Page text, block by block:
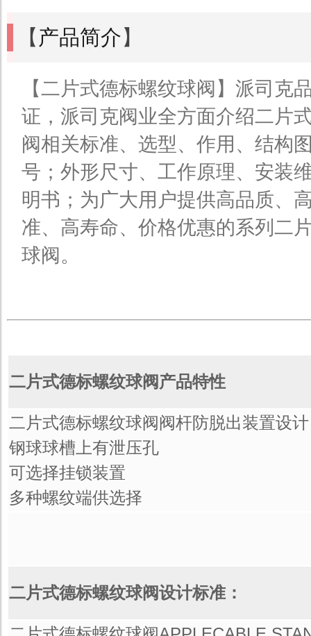
【 产品简介】
【二片式德标螺纹球阀】派司克
证，派司克阀业全方面介绍二片
阀相关标准、选型、作用、结构
号；外形尺寸、工作原理、安装
明书；为广大用户提供高品质、
准、高寿命、价格优惠的系列二
球阀。
二片式德标螺纹球阀产品特性
二片式德标螺纹球阀阀杆防脱出装置设计
钢球球槽上有泄压孔
可选择挂锁装置
多种螺纹端供选择
二片式德标螺纹球阀设计标准：